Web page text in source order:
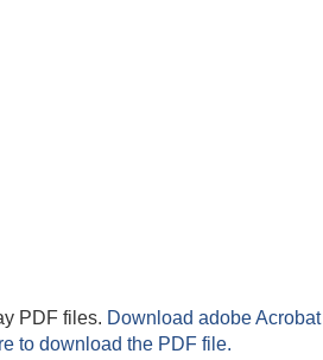
PDF files. Download adobe Acrobat
to download the PDF file.